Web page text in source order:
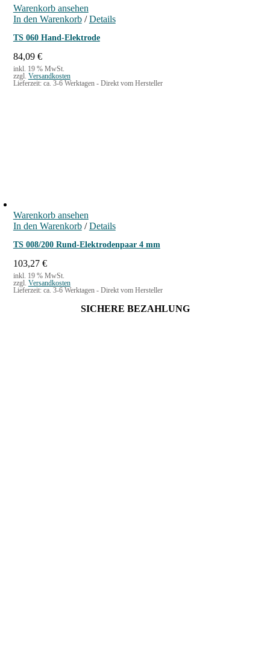
Warenkorb ansehen
In den Warenkorb / Details
TS 060 Hand-Elektrode
84,09 €
inkl. 19 % MwSt.
zzgl. Versandkosten
Lieferzeit: ca. 3-6 Werktagen - Direkt vom Hersteller
Warenkorb ansehen
In den Warenkorb / Details
TS 008/200 Rund-Elektrodenpaar 4 mm
103,27 €
inkl. 19 % MwSt.
zzgl. Versandkosten
Lieferzeit: ca. 3-6 Werktagen - Direkt vom Hersteller
SICHERE BEZAHLUNG